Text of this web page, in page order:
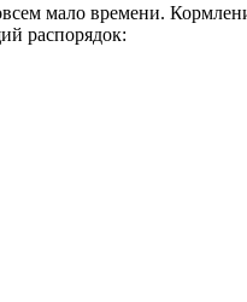
мало времени.
распорядок: